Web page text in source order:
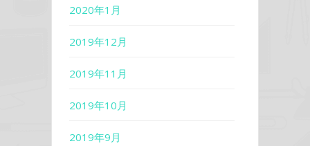
2020年1月
2019年12月
2019年11月
2019年10月
2019年9月